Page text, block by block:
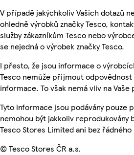
V případě jakýchkoliv Vašich dotazů
ohledně výrobků značky Tesco,
služby zákazníkům Tesco nebo
se nejedná o výrobek značky Tesco.
I přesto, že jsou informace o
Tesco nemůže přijmout
informace. To však nemá vliv na Vaše
Tyto informace jsou podávány pouze
nemohou být jakkoliv reprodukovány
Tesco Stores Limited ani bez
© Tesco Stores ČR a.s.